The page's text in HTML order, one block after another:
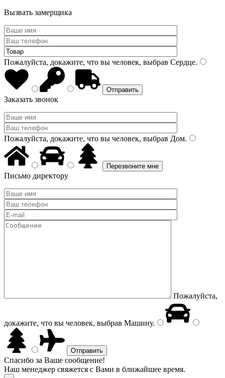
Вызвать замерщика
Пожалуйста, докажите, что вы человек, выбрав Сердце.
Заказать звонок
Пожалуйста, докажите, что вы человек, выбрав Дом.
Письмо директору
Пожалуйста,
докажите, что вы человек, выбрав Машину.
Спасибо за Ваше сообщение!
Наш менеджер свяжется с Вами в ближайшее время.